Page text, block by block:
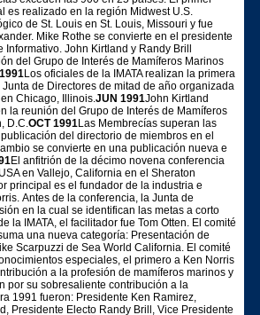
es realizado en la región Midwest U.S.
de St. Louis en St. Louis, Missouri y fue
Mike Rothe se convierte en el presidente
Informativo. John Kirtland y Randy Brill
del Grupo de Interés de Mamíferos Marinos
Los oficiales de la IMATA realizan la primera
de Directores de mitad de año organizada
Chicago, Illinois. JUN 1991John Kirtland
la reunión del Grupo de Interés de Mamíferos
D.C. OCT 1991Las Membrecías superan las
del directorio de miembros en el
se convierte en una publicación nueva e
El anfitrión de la décimo novena conferencia
en Vallejo, California en el Sheraton
principal es el fundador de la industria e
Antes de la conferencia, la Junta de
en la cual se identifican las metas a corto
la IMATA, el facilitador fue Tom Otten. El comité
una nueva categoría: Presentación de
Scarpuzzi de Sea World California. El comité
especiales, el primero a Ken Norris
a la profesión de mamíferos marinos y
por su sobresaliente contribución a la
1991 fueron: Presidente Ken Ramirez,
Presidente Electo Randy Brill, Vice Presidente